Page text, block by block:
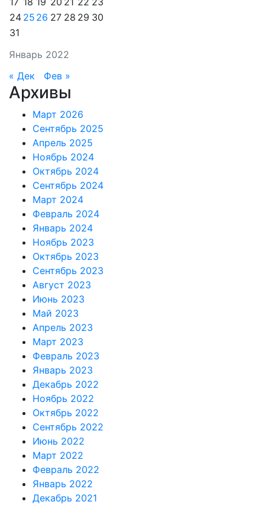
Январь 2022
24 25 26 27 28 29 30
31
« Дек Фев »
Архивы
Март 2026
Сентябрь 2025
Апрель 2025
Ноябрь 2024
Октябрь 2024
Сентябрь 2024
Март 2024
Февраль 2024
Январь 2024
Ноябрь 2023
Октябрь 2023
Сентябрь 2023
Август 2023
Июнь 2023
Май 2023
Апрель 2023
Март 2023
Февраль 2023
Январь 2023
Декабрь 2022
Ноябрь 2022
Октябрь 2022
Сентябрь 2022
Июнь 2022
Март 2022
Февраль 2022
Январь 2022
Декабрь 2021